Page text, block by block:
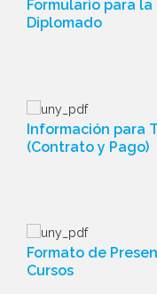
Formulario para
Diplomado
Información para
(Contrato y Pago)
Formato de
Cursos